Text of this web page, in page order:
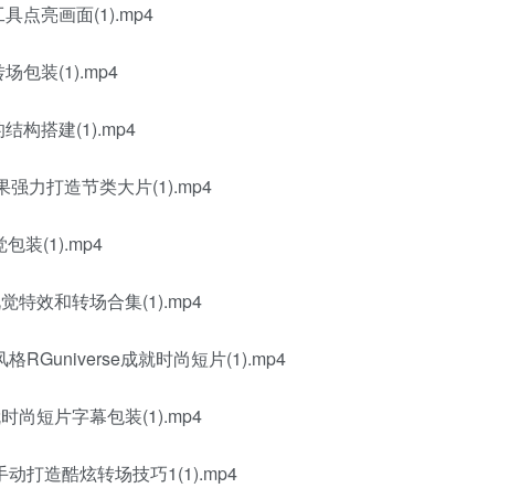
点亮画面(1).mp4
包装(1).mp4
构搭建(1).mp4
强力打造节类大片(1).mp4
包装(1).mp4
特效和转场合集(1).mp4
RGuniverse成就时尚短片(1).mp4
尚短片字幕包装(1).mp4
打造酷炫转场技巧1(1).mp4